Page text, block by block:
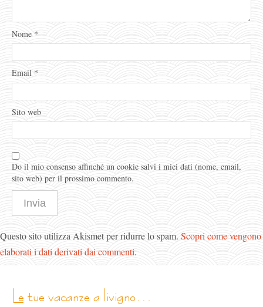
Nome *
Email *
Sito web
Do il mio consenso affinché un cookie salvi i miei dati (nome, email,
sito web) per il prossimo commento.
Questo sito utilizza Akismet per ridurre lo spam. Scopri come vengono
elaborati i dati derivati dai commenti.
le tue vacanze a livigno…